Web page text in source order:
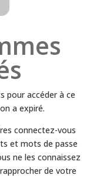
pour accéder à ce
a expiré.
connectez-vous
et mots de passe
ne les connaissez
de votre